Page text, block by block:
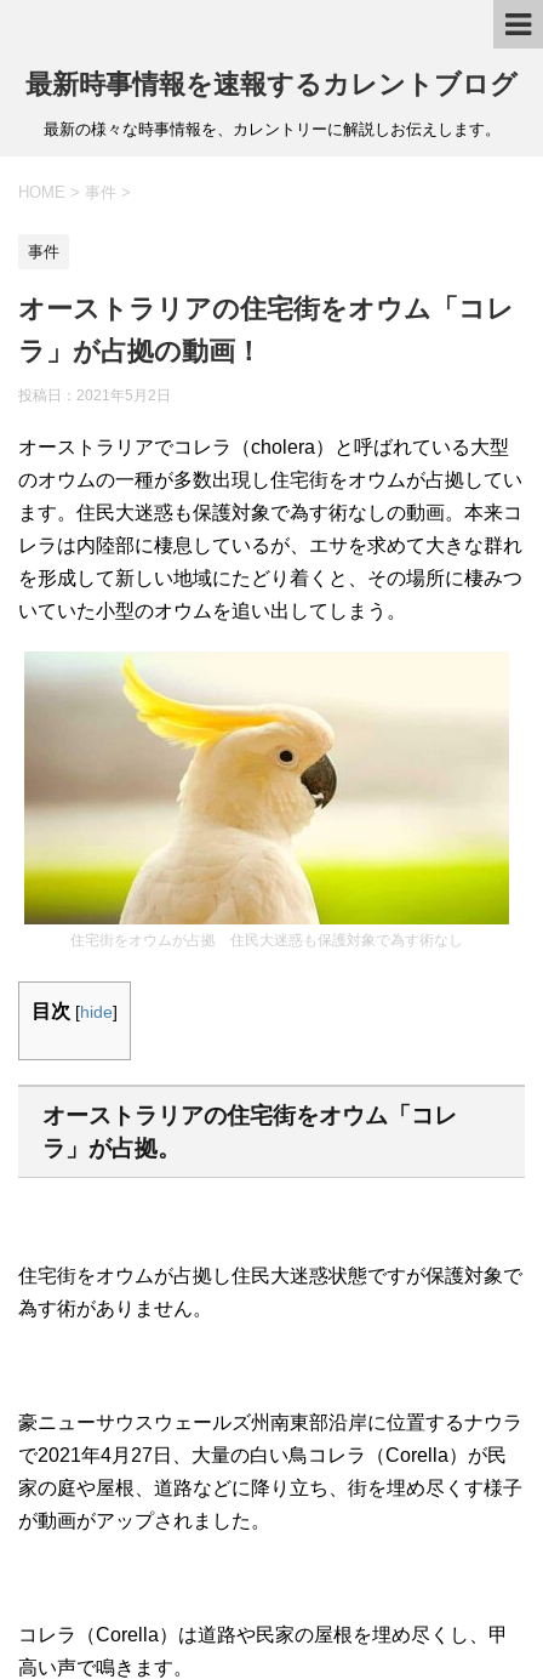
最新時事情報を速報するカレントブログ
最新の様々な時事情報を、カレントリーに解説しお伝えします。
HOME > 事件 >
事件
オーストラリアの住宅街をオウム「コレ
ラ」が占拠の動画！
投稿日： 2021年5月2日
オーストラリアでコレラ（cholera）と呼ばれている大型
のオウムの一種が多数出現し住宅街をオウムが占拠してい
ます。住民大迷惑も保護対象で為す術なしの動画。本来コ
レラは内陸部に棲息しているが、エサを求めて大きな群れ
を形成して新しい地域にたどり着くと、その場所に棲みつ
いていた小型のオウムを追い出してしまう。
住宅街をオウムが占拠 住民大迷惑も保護対象で為す術なし
目次 [hide]
オーストラリアの住宅街をオウム「コレ
ラ」が占拠。
住宅街をオウムが占拠し住民大迷惑状態ですが保護対象で
為す術がありません。
豪ニューサウスウェールズ州南東部沿岸に位置するナウラ
で2021年4月27日、大量の白い鳥コレラ（Corella）が民
家の庭や屋根、道路などに降り立ち、街を埋め尽くす様子
が動画がアップされました。
コレラ（Corella）は道路や民家の屋根を埋め尽くし、甲
高い声で鳴きます。